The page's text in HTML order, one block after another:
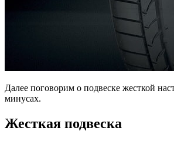
Далее поговорим о подвеске жесткой
минусах.
Жесткая подвеска